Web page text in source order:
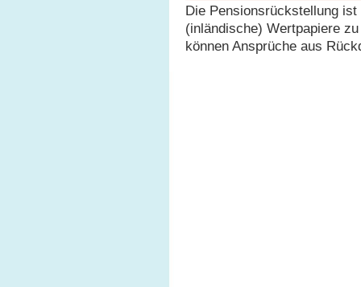
Die Pensionsrückstellung
(inländische) Wertpapiere
können Ansprüche aus